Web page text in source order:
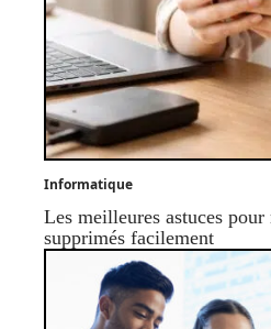
Informatique
Les meilleures astuces
supprimés facilement